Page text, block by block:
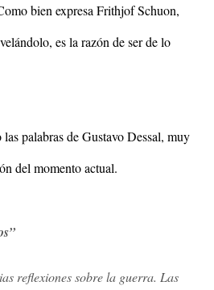
bien expresa Frithjof Schuon,
es la razón de ser de lo
palabras de Gustavo Dessal, muy
del momento actual.
reflexiones sobre la guerra. Las